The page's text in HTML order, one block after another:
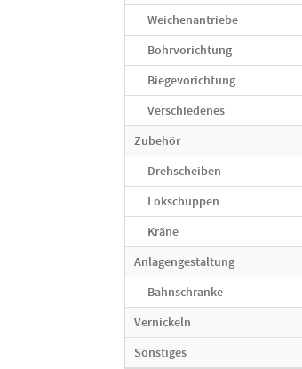
Weichenantriebe
Bohrvorichtung
Biegevorichtung
Verschiedenes
Zubehör
Drehscheiben
Lokschuppen
Kräne
Anlagengestaltung
Bahnschranke
Vernickeln
Sonstiges